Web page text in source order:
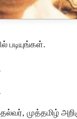
படியுங்கள்.
முத்தமிழ்